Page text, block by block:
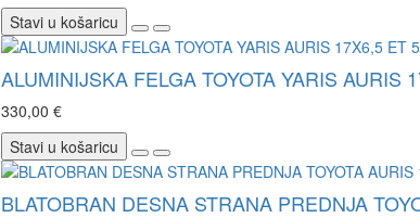
Stavi u košaricu
ALUMINIJSKA FELGA TOYOTA YARIS AURIS
330,00 €
Stavi u košaricu
BLATOBRAN DESNA STRANA PREDNJA